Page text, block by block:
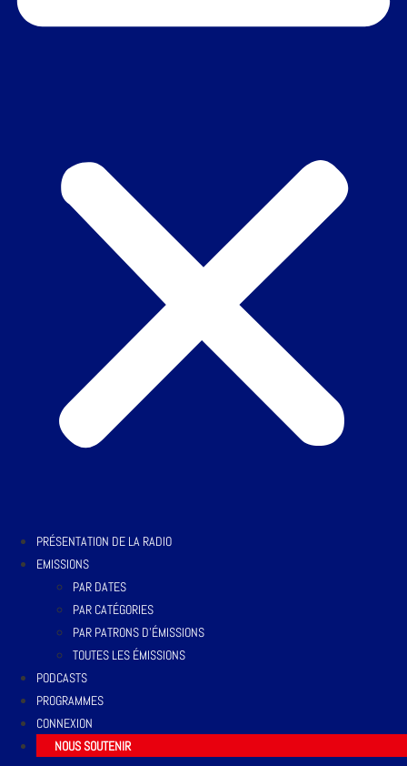
PRÉSENTATION DE LA RADIO
EMISSIONS
PAR DATES
PAR CATÉGORIES
PAR PATRONS D’ÉMISSIONS
TOUTES LES ÉMISSIONS
PODCASTS
PROGRAMMES
CONNEXION
NOUS SOUTENIR